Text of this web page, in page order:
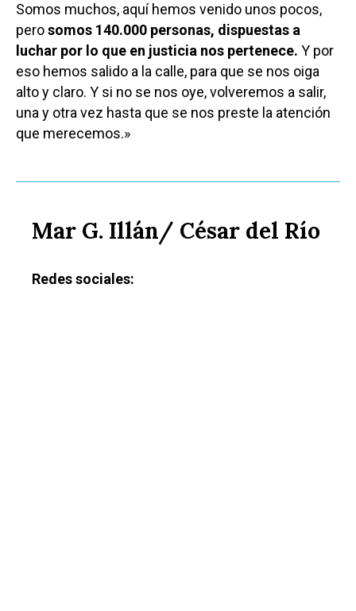
Somos muchos, aquí hemos venido unos pocos,
perosomos 140.000 personas, dispuestas a
luchar por lo que en justicia nos pertenece. Y por
eso hemos salido a la calle, para que se nos oiga
alto y claro. Y si no se nos oye, volveremos a salir,
una y otra vez hasta que se nos preste la atención
que merecemos.»
Mar G. Illán/ César del Río
Redes sociales: